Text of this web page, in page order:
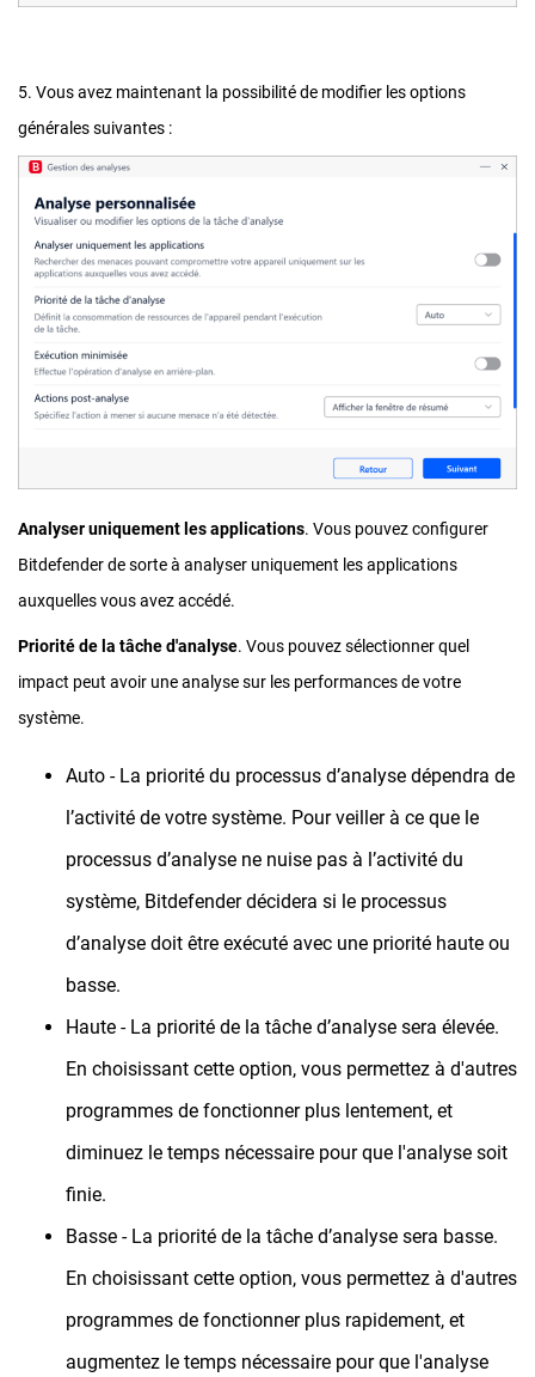
5. Vous avez maintenant la possibilité de modifier les options
générales suivantes :
Analyser uniquement les applications. Vous pouvez configurer
Bitdefender de sorte à analyser uniquement les applications
auxquelles vous avez accédé.
Priorité de la tâche d'analyse. Vous pouvez sélectionner quel
impact peut avoir une analyse sur les performances de votre
système.
Auto - La priorité du processus d’analyse dépendra de
l’activité de votre système. Pour veiller à ce que le
processus d’analyse ne nuise pas à l’activité du
système, Bitdefender décidera si le processus
d’analyse doit être exécuté avec une priorité haute ou
basse.
Haute - La priorité de la tâche d’analyse sera élevée.
En choisissant cette option, vous permettez à d'autres
programmes de fonctionner plus lentement, et
diminuez le temps nécessaire pour que l'analyse soit
finie.
Basse - La priorité de la tâche d’analyse sera basse.
En choisissant cette option, vous permettez à d'autres
programmes de fonctionner plus rapidement, et
augmentez le temps nécessaire pour que l'analyse